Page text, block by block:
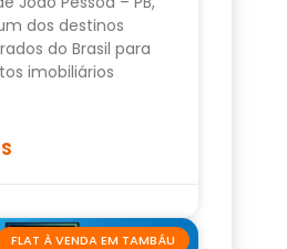
dos destinos
do Brasil para
imobiliários
FLAT À VENDA EM TAMBÁU